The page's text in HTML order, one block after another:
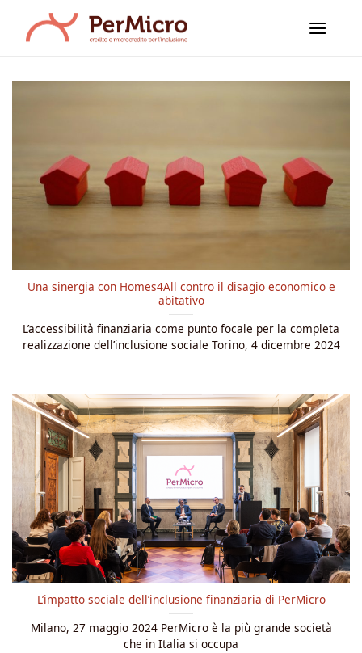
contenuti
Una sinergia con Homes4All contro il disagio economico e
abitativo
L’accessibilità finanziaria come punto focale per la completa
realizzazione dell’inclusione sociale Torino, 4 dicembre 2024
L’impatto sociale dell’inclusione finanziaria di PerMicro
Milano, 27 maggio 2024 PerMicro è la più grande società
che in Italia si occupa